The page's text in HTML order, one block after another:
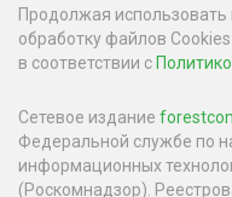
Продолжая использовать
обработку файлов
в соответствии с
Сетевое издание
Федеральной службе по
информационных
(Роскомнадзор).